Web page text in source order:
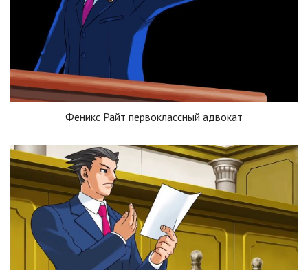
Феникс Райт первоклассный адвокат